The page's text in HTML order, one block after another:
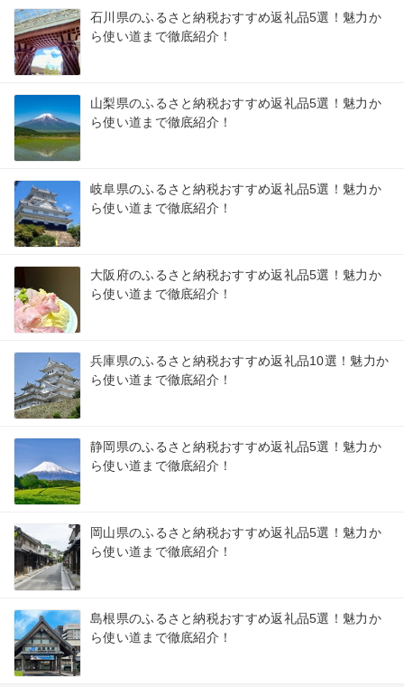
石川県のふるさと納税おすすめ返礼品5選！魅力か
ら使い道まで徹底紹介！
山梨県のふるさと納税おすすめ返礼品5選！魅力か
ら使い道まで徹底紹介！
岐阜県のふるさと納税おすすめ返礼品5選！魅力か
ら使い道まで徹底紹介！
大阪府のふるさと納税おすすめ返礼品5選！魅力か
ら使い道まで徹底紹介！
兵庫県のふるさと納税おすすめ返礼品10選！魅力か
ら使い道まで徹底紹介！
静岡県のふるさと納税おすすめ返礼品5選！魅力か
ら使い道まで徹底紹介！
岡山県のふるさと納税おすすめ返礼品5選！魅力か
ら使い道まで徹底紹介！
島根県のふるさと納税おすすめ返礼品5選！魅力か
ら使い道まで徹底紹介！